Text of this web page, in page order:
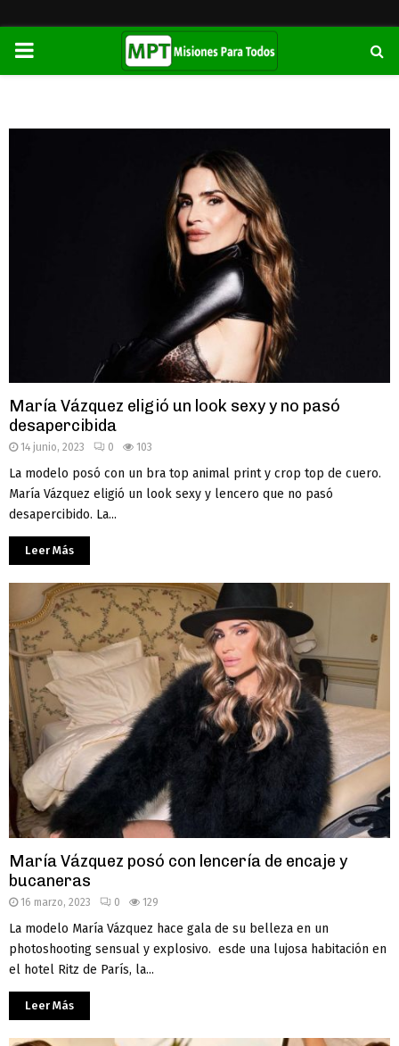
PRIMARY
María Vázquez eligió un look sexy y no pasó
desapercibida
14 junio, 2023 0 103
La modelo posó con un bra top animal print y crop top de cuero.
María Vázquez eligió un look sexy y lencero que no pasó
desapercibido. La...
Leer Más
María Vázquez posó con lencería de encaje y
bucaneras
16 marzo, 2023 0 129
La modelo María Vázquez hace gala de su belleza en un
photoshooting sensual y explosivo. esde una lujosa habitación en
el hotel Ritz de París, la...
Leer Más